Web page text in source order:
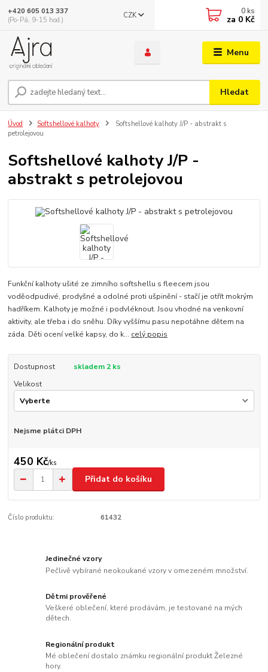
Menu
CZK
Hledat
+420 605 013 337
(Po-Pá, 9-15 hod.)
0 ks
za 0 Kč
Úvod Softshellové kalhoty
Softshellové kalhoty J/P - abstrakt s
petrolejovou
Softshellové kalhoty J/P -
abstrakt s petrolejovou
Funkční kalhoty ušité ze zimního softshellu s fleecem jsou
voděodpudivé, prodyšné a odolné proti ušpinění - stačí je otřít mokrým
hadříkem. Kalhoty je možné i podvléknout. Jsou vhodné na venkovní
aktivity, ale třeba i do sněhu. Díky vyššímu pasu nepotáhne dětem na
záda. Děti ocení velké kapsy, do k... celý popis
Dostupnost
skladem 2 ks
Velikost
Nejsme plátci DPH
450 Kč/ks
Přidat do košíku
Číslo produktu: 61432
Jedinečné vzory
Pečlivě vybírané neokoukané vzory v omezeném množství.
Dětmi prověřené
Veškeré oblečení, které prodávám, je testované na mých
dětech.
Regionální produkt
Mé oblečení dostalo známku regionální produkt Železné
hory.